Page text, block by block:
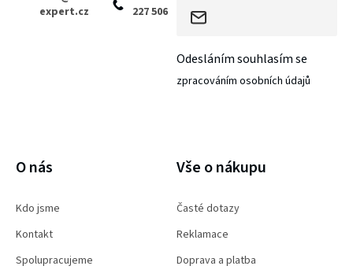
expert.cz
227 506
Odesláním souhlasím se
zpracováním osobních údajů
O nás
Kdo jsme
Kontakt
Spolupracujeme
Vše o nákupu
Časté dotazy
Reklamace
Doprava a platba